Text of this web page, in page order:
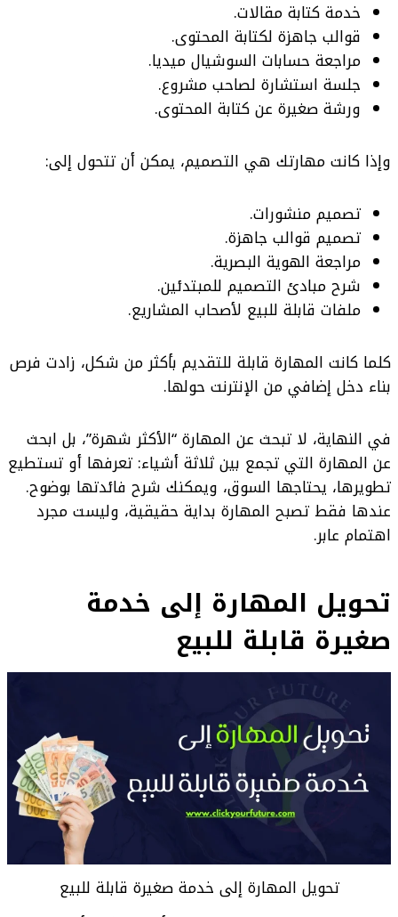
خدمة كتابة مقالات.
قوالب جاهزة لكتابة المحتوى.
مراجعة حسابات السوشيال ميديا.
جلسة استشارة لصاحب مشروع.
ورشة صغيرة عن كتابة المحتوى.
وإذا كانت مهارتك هي التصميم، يمكن أن تتحول إلى:
تصميم منشورات.
تصميم قوالب جاهزة.
مراجعة الهوية البصرية.
شرح مبادئ التصميم للمبتدئين.
ملفات قابلة للبيع لأصحاب المشاريع.
كلما كانت المهارة قابلة للتقديم بأكثر من شكل، زادت فرص
بناء دخل إضافي من الإنترنت حولها.
في النهاية، لا تبحث عن المهارة “الأكثر شهرة”، بل ابحث
عن المهارة التي تجمع بين ثلاثة أشياء: تعرفها أو تستطيع
تطويرها، يحتاجها السوق، ويمكنك شرح فائدتها بوضوح.
عندها فقط تصبح المهارة بداية حقيقية، وليست مجرد
اهتمام عابر.
تحويل المهارة إلى خدمة
صغيرة قابلة للبيع
تحويل المهارة إلى خدمة صغيرة قابلة للبيع